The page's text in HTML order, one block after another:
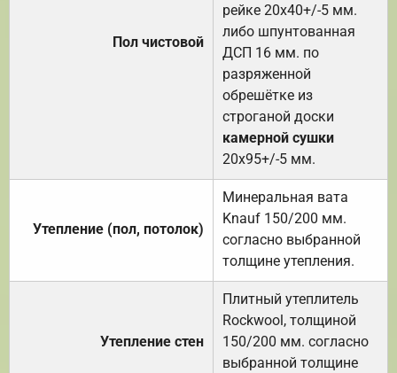
Пол чистовой
рейке 20х40+/-5 мм.
либо шпунтованная
ДСП 16 мм. по
разряженной
обрешётке из
строганой доски
камерной сушки
20х95+/-5 мм.
Утепление (пол, потолок)
Минеральная вата
Knauf 150/200 мм.
согласно выбранной
толщине утепления.
Утепление стен
Плитный утеплитель
Rockwool, толщиной
150/200 мм. согласно
выбранной толщине